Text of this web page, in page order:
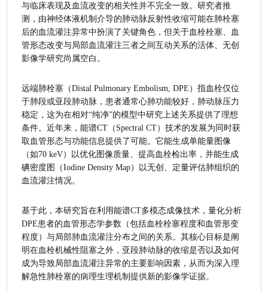
与临床表现及血流改变的相关性并不完全一致。研究者推
测，由神经体液机制介导的肺动脉反射性收缩可能在肺栓塞
后的血流灌注异常中扮演了关键角色，但关于血栓栓塞、血
管形态改变与局部血流灌注三者之间互动关系的活体、无创
影像学研究尚属空白。
远端肺栓塞（Distal Pulmonary Embolism, DPE）指血栓仅位
于肺段或亚段肺动脉，患者通常心肺功能较好，肺动脉压力
稳定，这为在相对“纯净”的模型中研究上述关系提供了理想
条件。近年来，能谱CT（Spectral CT）技术的发展为同时获
取血管形态与功能信息提供了可能。它能生成单能量图像
（如70 keV）以优化图像质量、提高血栓检出率，并能生成
碘密度图（Iodine Density Map）以无创、定量评估肺组织的
血流灌注情况。
基于此，本研究旨在利用能谱CT多模态成像技术，量化分析
DPE患者的血管形态学参数（包括血栓栓塞程度和血管形变
程度）与局部肺血流灌注分布之间的关系。其核心目标是阐
明在血栓机械性阻塞之外，亚段肺动脉的收缩是否以及如何
成为导致局部血流灌注异常的主要影响因素，从而为深入理
解急性肺栓塞的病理生理机制提供新的影像学证据。